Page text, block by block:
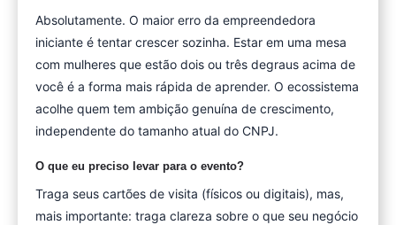
Absolutamente. O maior erro da empreendedora
iniciante é tentar crescer sozinha. Estar em uma mesa
com mulheres que estão dois ou três degraus acima de
você é a forma mais rápida de aprender. O ecossistema
acolhe quem tem ambição genuína de crescimento,
independente do tamanho atual do CNPJ.
O que eu preciso levar para o evento?
Traga seus cartões de visita (físicos ou digitais), mas,
mais importante: traga clareza sobre o que seu negócio